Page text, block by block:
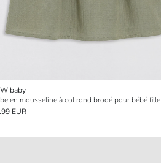
baby
en mousseline à col rond brodé pour bébé fille
EUR